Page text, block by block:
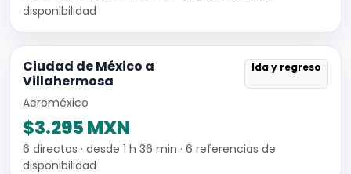
disponibilidad
Ciudad de México a
Villahermosa
Ida y regreso
Aeroméxico
$3.295 MXN
6 directos · desde 1 h 36 min · 6 referencias de
disponibilidad